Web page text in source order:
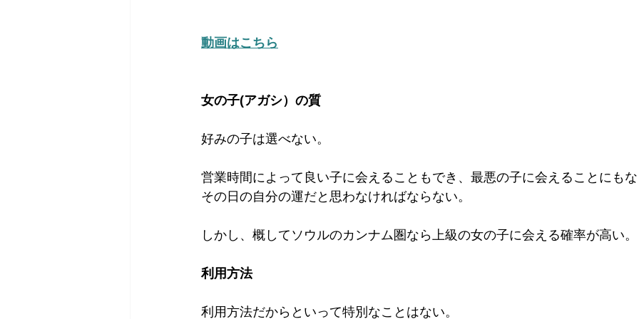
動画はこちら
女の子(アガシ）の質
好みの子は選べない。
営業時間によって良い子に会えることもでき、最悪の子に会えることにも
その日の自分の運だと思わなければならない。
しかし、概してソウルのカンナム圏なら上級の女の子に会える確率が高い。
利用方法
利用方法だからといって特別なことはない。